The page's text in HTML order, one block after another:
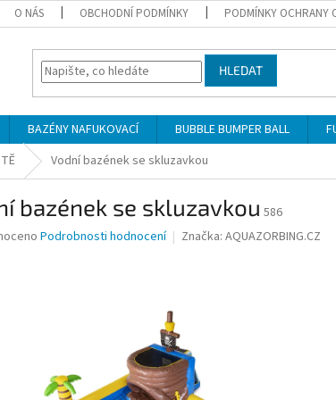
O NÁS OBCHODNÍ PODMÍNKY PODMÍNKY OCHRANY
HLEDAT
BAZÉNY NAFUKOVACÍ BUBBLE BUMPER BALL
Vodní bazének se skluzavkou
bazének se skluzavkou 586
Podrobnosti hodnocení Značka: AQUAZORBING.CZ